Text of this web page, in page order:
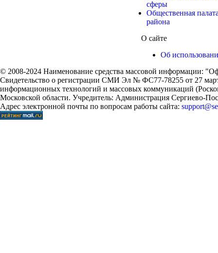
сферы
Общественная
района
О сайте
Об
© 2008-2024 Наименование средства массовой информации:
Свидетельство о регистрации СМИ Эл № ФС77-78255 от 27
информационных технологий и массовых коммуникаций
Московской области. Учредитель: Администрация Сергиево-
Адрес электронной почты по вопросам работы сайта: